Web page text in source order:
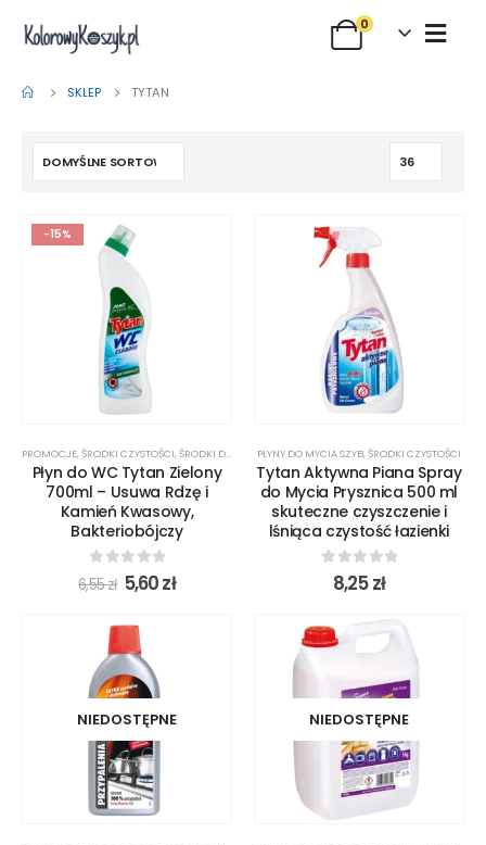
0
SKLEP TYTAN
-15%
PROMOCJE,ŚRODKI CZYSTOŚCI,ŚRODKI DO TOALET
Płyn do WC Tytan Zielony
700ml – Usuwa Rdzę i
Kamień Kwasowy,
Bakteriobójczy
0out of 5
6,55zł 5,60zł
PŁYNY DO MYCIA SZYB,ŚRODKI CZYSTOŚCI
Tytan Aktywna Piana Spray
do Mycia Prysznica 500 ml
skuteczne czyszczenie i
lśniąca czystość łazienki
out of 5
8,25zł
NIEDOSTĘPNE NIEDOSTĘPNE